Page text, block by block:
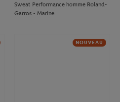
Sweat Performance homme Roland-
Garros - Marine
NOUVEAU